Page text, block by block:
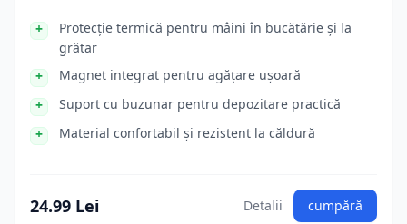
Protecție termică pentru mâini în bucătărie și la
grătar
Magnet integrat pentru agățare ușoară
Suport cu buzunar pentru depozitare practică
Material confortabil și rezistent la căldură
24.99 Lei Detalii cumpără